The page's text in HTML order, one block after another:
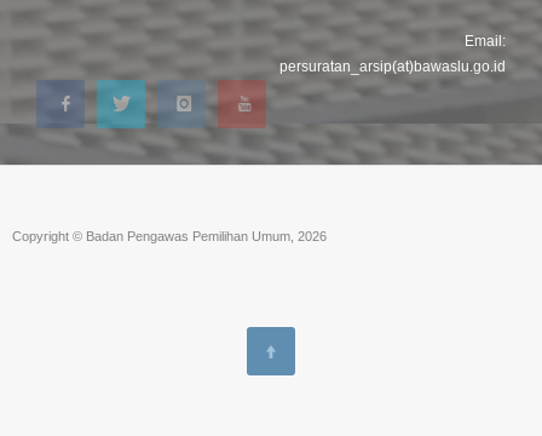
Email:
persuratan_arsip(at)bawaslu.go.id
Copyright © Badan Pengawas Pemilihan Umum, 2026